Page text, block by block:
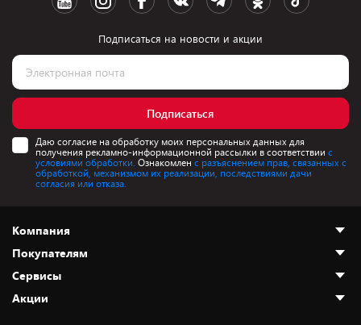
Подписаться на новости и акции
Подписаться
Даю согласие на обработку моих персональных данных для
получения рекламно-информационной рассылки в соответствии с
условиями обработки. Ознакомлен с разъяснением прав, связанных с
обработкой, механизмом их реализации, последствиями дачи
согласия или отказа.
Компания
О нас
Адреса магазинов
Новости
Покупателям
Как сделать заказ
Оплата и доставка
Сервисы
Акции